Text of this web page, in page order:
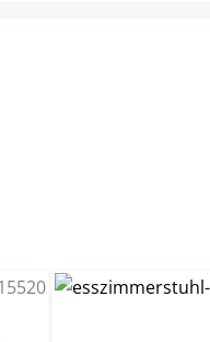
niet beschikbaar.)
is momenteel niet